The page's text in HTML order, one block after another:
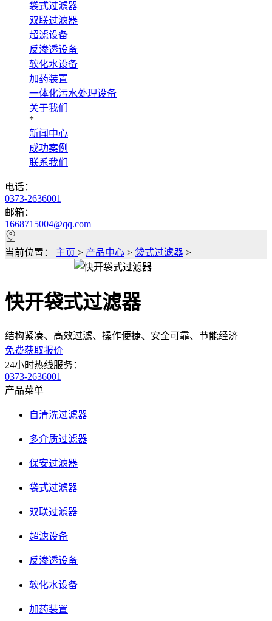
袋式过滤器
双联过滤器
超滤设备
反渗透设备
软化水设备
加药装置
一体化污水处理设备
关于我们
*
新闻中心
成功案例
联系我们
电话：
0373-2636001
邮箱：
1668715004@qq.com
当前位置： 主页 > 产品中心 > 袋式过滤器 >
快开袋式过滤器
结构紧凑、高效过滤、操作便捷、安全可靠、节能经济
免费获取报价
24小时热线服务：
0373-2636001
产品菜单
自清洗过滤器
多介质过滤器
保安过滤器
袋式过滤器
双联过滤器
超滤设备
反渗透设备
软化水设备
加药装置